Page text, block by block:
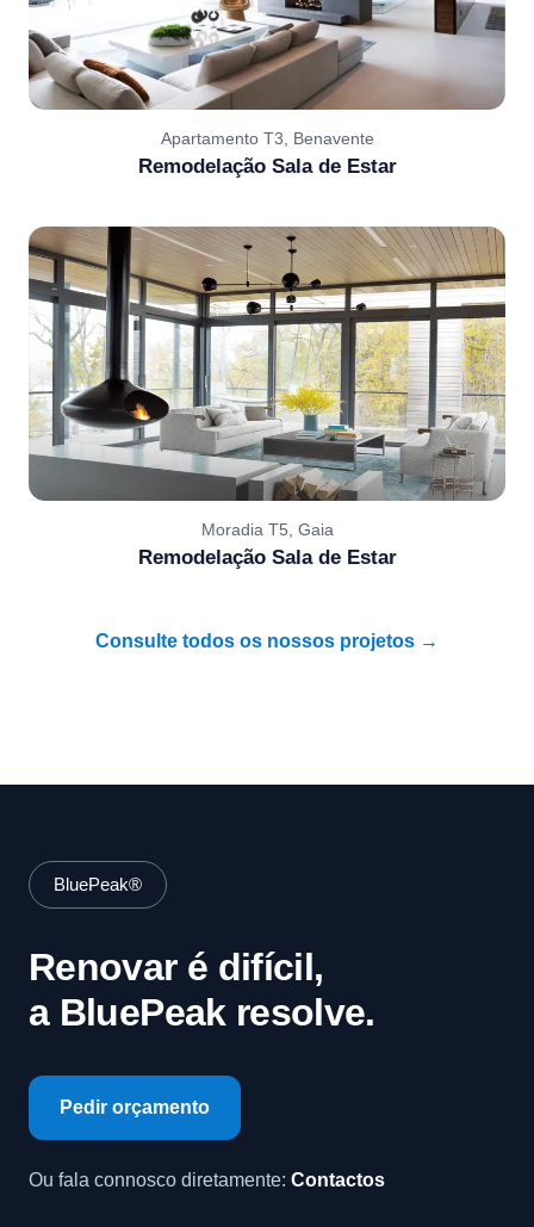
Apartamento T3, Benavente
Remodelação Sala de Estar
Moradia T5, Gaia
Remodelação Sala de Estar
Consulte todos os nossos projetos →
BluePeak®
Renovar é difícil,
a BluePeak resolve.
Pedir orçamento
Ou fala connosco diretamente: Contactos